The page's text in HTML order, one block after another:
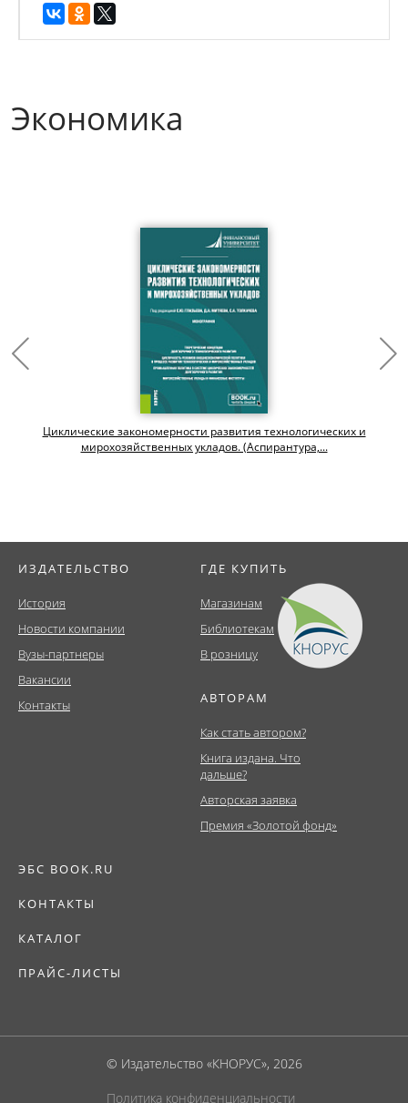
Экономика
Циклические закономерности развития технологических и
мирохозяйственных укладов. (Аспирантура,...
ИЗДАТЕЛЬСТВО
История
Новости компании
Вузы-партнеры
Вакансии
Контакты
ГДЕ КУПИТЬ
Магазинам
Библиотекам
В розницу
АВТОРАМ
Как стать автором?
Книга издана. Что
дальше?
Авторская заявка
Премия «Золотой фонд»
ЭБС BOOK.RU
КОНТАКТЫ
КАТАЛОГ
ПРАЙС-ЛИСТЫ
© Издательство «КНОРУС», 2026
Политика конфиденциальности